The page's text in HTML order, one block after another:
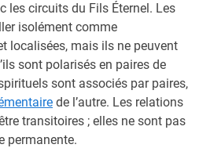
les circuits du Fils Éternel. Les
isolément comme
localisées, mais ils ne peuvent
sont polarisés en paires de
sont associés par paires,
de l’autre. Les relations
transitoires ; elles ne sont pas
permanente.